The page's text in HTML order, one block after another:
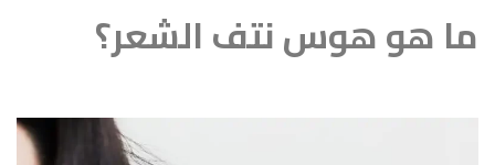
ما هو هوس نتف الشعر؟